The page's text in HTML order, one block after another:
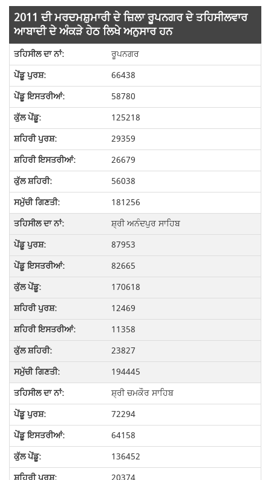
2011 ਦੀ ਮਰਦਮਸ਼ੁਮਾਰੀ ਦੇ ਜ਼ਿਲਾ ਰੂਪਨਗਰ ਦੇ ਤਹਿਸੀਲਵਾਰ
ਆਬਾਦੀ ਦੇ ਅੰਕੜੇ ਹੇਠ ਲਿਖੇ ਅਨੁਸਾਰ ਹਨ
ਰੂਪਨਗਰ
66438
58780
125218
29359
26679
56038
181256
ਸ਼੍ਰੀ ਅਨੰਦਪੁਰ ਸਾਹਿਬ
87953
82665
170618
12469
11358
23827
194445
ਸ਼੍ਰੀ ਚਮਕੌਰ ਸਾਹਿਬ
72294
64158
136452